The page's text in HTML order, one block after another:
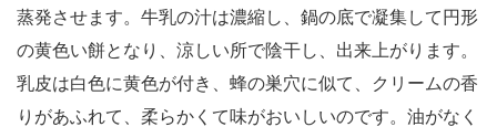
蒸発させます。牛乳の汁は濃縮し、鍋の底で凝集して円形
の黄色い餅となり、涼しい所で陰干し、出来上がります。
乳皮は白色に黄色が付き、蜂の巣穴に似て、クリームの香
りがあふれて、柔らかくて味がおいしいのです。油がなく